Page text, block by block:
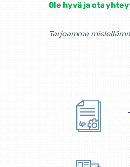
Ole hyvä ja ota
Tarjoamme